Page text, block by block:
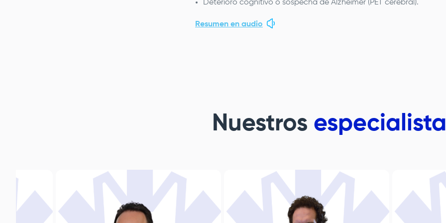
Deterioro cognitivo o sospecha de Alzheimer (PET cerebral).
Resumen en audio
Nuestros